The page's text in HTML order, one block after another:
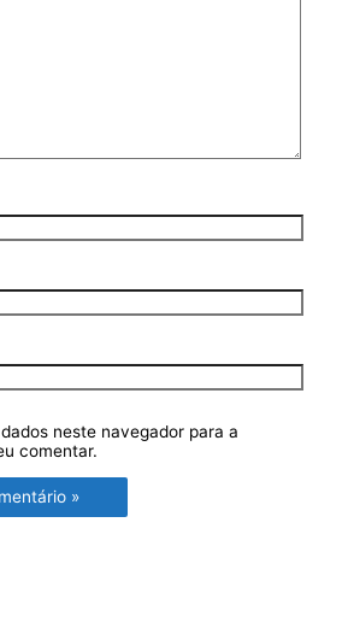
neste navegador para a
comentar.